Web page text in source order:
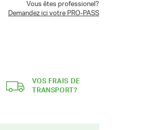
Vous êtes professionel?
Demandez ici votre PRO-PASS
VOS FRAIS DE
TRANSPORT?